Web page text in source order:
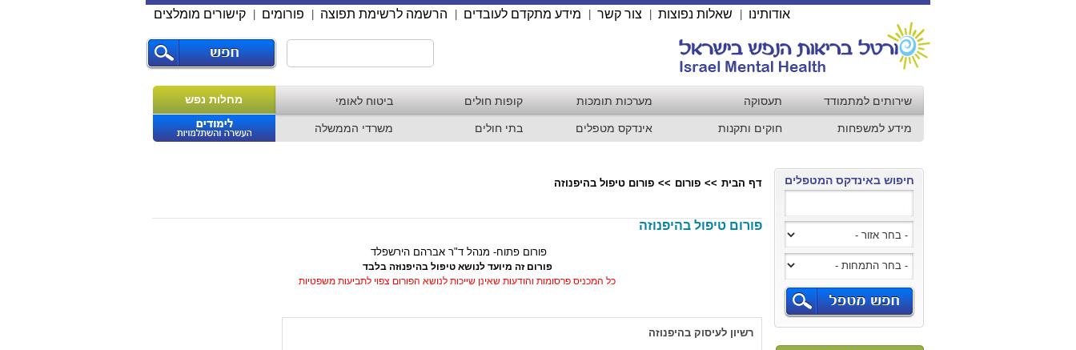
אודותינו שאלות נפוצות צור קשר מידע מתקדם לעובדים הרשמה לרשימת תפוצה פורומים קישורים מומלצים
מחלות נפש שירותים למתמודד תעסוקה מערכות תומכות קופות חולים ביטוח לאומי
מידע למשפחות חוקים ותקנות אינדקס מטפלים בתי חולים משרדי הממשלה
חיפוש באינדקס המטפלים דף הבית >> פורום >> פורום טיפול בהיפנוזה
פורום טיפול בהיפנוזה
פורום פתוח- מנהל ד"ר אברהם הירשפלד
פורום זה מיועד לנושא טיפול בהיפנוזה בלבד
כל המכניס פרסומות והודעות שאינן שייכות לנושא הפורום צפוי לתביעות משפטיות
רשיון לעיסוק בהיפנוזה